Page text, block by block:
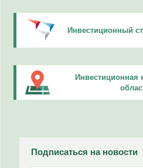
Инвестиционный
Инвестиционная
Подписаться на новости